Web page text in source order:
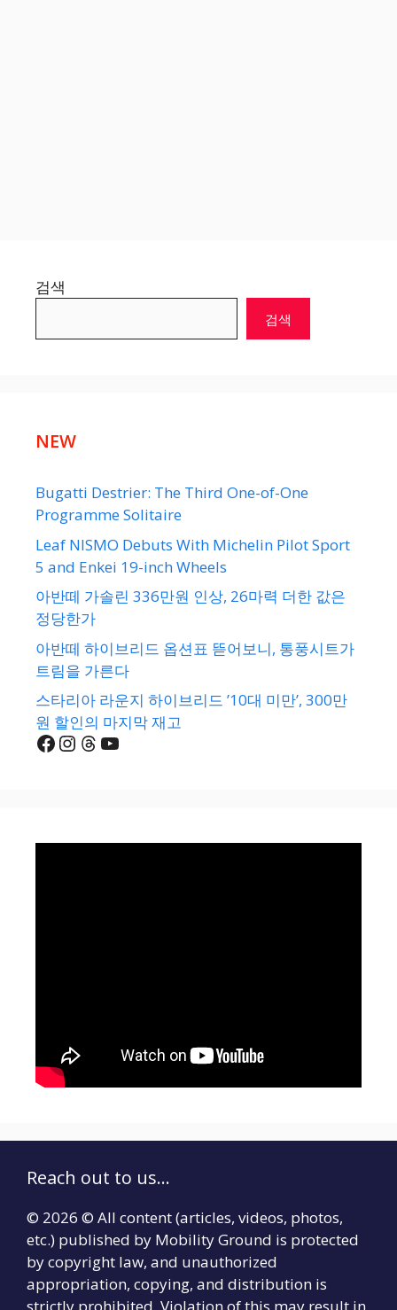
검색
검색
NEW
Bugatti Destrier: The Third One-of-One
Programme Solitaire
Leaf NISMO Debuts With Michelin Pilot Sport
5 and Enkei 19-inch Wheels
아반떼 가솔린 336만원 인상, 26마력 더한 값은
정당한가
아반떼 하이브리드 옵션표 뜯어보니, 통풍시트가
트림을 가른다
스타리아 라운지 하이브리드 ’10대 미만’, 300만
원 할인의 마지막 재고
Facebook
Instagram
Threads
YouTube
Reach out to us...
© 2026 © All content (articles, videos, photos,
etc.) published by Mobility Ground is protected
by copyright law, and unauthorized
appropriation, copying, and distribution is